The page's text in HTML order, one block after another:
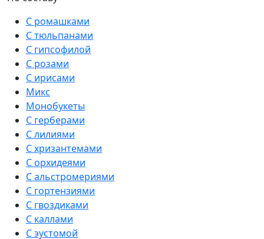
С ромашками
С тюльпанами
С гипсофилой
С розами
С ирисами
Микс
Монобукеты
С герберами
С лилиями
С хризантемами
С орхидеями
С альстромериями
С гортензиями
С гвоздиками
С каллами
С эустомой